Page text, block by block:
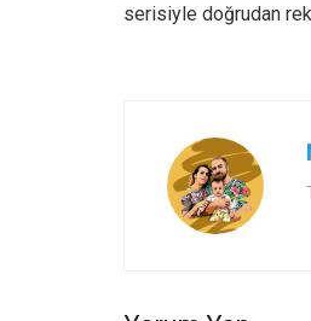
serisiyle doğrudan